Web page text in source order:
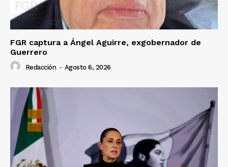
FGR captura a Ángel Aguirre, exgobernador de
Guerrero
Redacción - Agosto 6, 2026